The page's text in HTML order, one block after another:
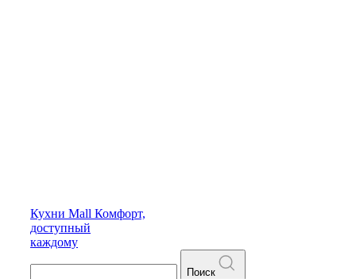
Кухни Mall Комфорт,
доступный
каждому
Поиск